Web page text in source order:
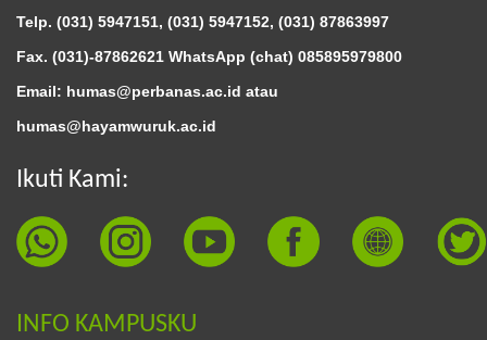
Telp. (031) 5947151, (031) 5947152, (031) 87863997
Fax. (031)-87862621 WhatsApp (chat) 085895979800
Email: humas@perbanas.ac.id atau
humas@hayamwuruk.ac.id
Ikuti Kami:
INFO KAMPUSKU